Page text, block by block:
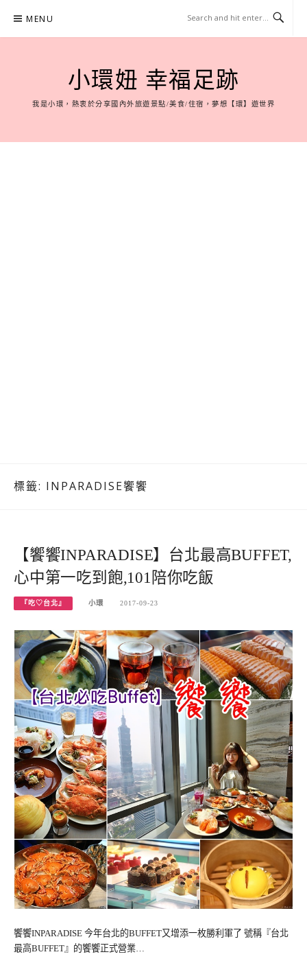
content
MENU
小環妞 幸福足跡
我是小環，熱衷於分享國內外旅遊景點/美食/住宿，夢想【環】遊世界
標籤: INPARADISE饗饗
【饗饗INPARADISE】台北最高BUFFET,
心中第一吃到飽,101陪你吃飯
『吃♡台北』 小環 2017-09-23
饗饗INPARADISE 今年台北的BUFFET又增添一枚勝利軍了 號稱『台北
最高BUFFET』的饗饗正式營業…